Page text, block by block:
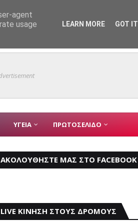
ΑΣΤΥΝΟΜΙΚΑ
ΥΓΕΙΑ ΠΡΩΤΟΣΕΛΙΔΟ
ΑΚΟΛΟΥΘΗΣΤΕ ΜΑΣ ΣΤΟ FACEBOOK
LIVE ΚΙΝΗΣΗ ΣΤΟΥΣ ΔΡΟΜΟΥΣ
agent
usage
LEARN MORE GOT IT